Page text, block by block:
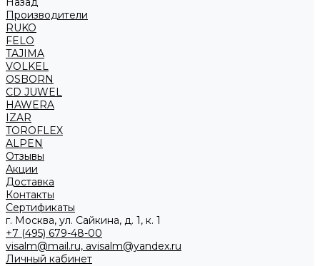
Производители
RUKO
FELO
TAJIMA
VOLKEL
OSBORN
CD JUWEL
HAWERA
IZAR
TOROFLEX
ALPEN
Отзывы
Акции
Доставка
Контакты
Сертификаты
г. Москва, ул. Сайкина, д. 1, к. 1
+7 (495) 679-48-00
visalm@mail.ru, avisalm@yandex.ru
Личный кабинет